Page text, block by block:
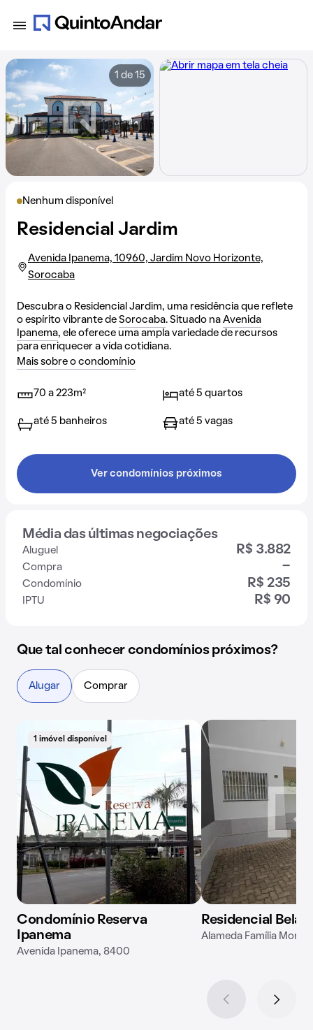
Nenhum disponível
Residencial Jardim
Avenida Ipanema, 10960, Jardim Novo Horizonte,
Sorocaba
Descubra o Residencial Jardim, uma residência que reflete
o espírito vibrante de Sorocaba. Situado na Avenida
Ipanema, ele oferece uma ampla variedade de recursos
para enriquecer a vida cotidiana.
Mais sobre o condomínio
70 a 223m² até 5 quartos
até 5 banheiros até 5 vagas
Ver condomínios próximos
Média das últimas negociações
Aluguel R$ 3.882
Compra -
Condomínio R$ 235
IPTU R$ 90
1 de 15
Que tal conhecer condomínios próximos?
Alugar Comprar
1 imóvel disponível
Condomínio Reserva
Ipanema
Avenida Ipanema, 8400
Residencial Bela
Alameda Família